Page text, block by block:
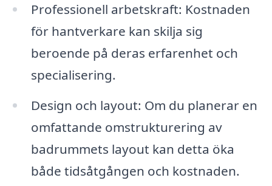
Professionell arbetskraft: Kostnaden
för hantverkare kan skilja sig
beroende på deras erfarenhet och
specialisering.
Design och layout: Om du planerar en
omfattande omstrukturering av
badrummets layout kan detta öka
både tidsåtgången och kostnaden.